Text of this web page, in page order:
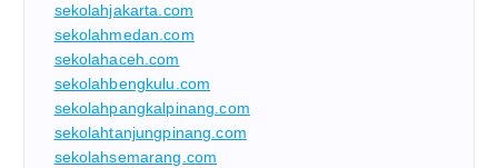
sekolahjakarta.com
sekolahmedan.com
sekolahaceh.com
sekolahbengkulu.com
sekolahpangkalpinang.com
sekolahtanjungpinang.com
sekolahsemarang.com